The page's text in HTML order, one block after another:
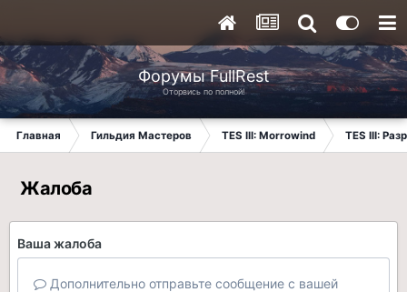
Форумы FullRest
Оторвись по полной!
Главная Гильдия Мастеров TES III: Morrowind TES III:
Жалоба
Ваша жалоба
Дополнительно отправьте сообщение с вашей